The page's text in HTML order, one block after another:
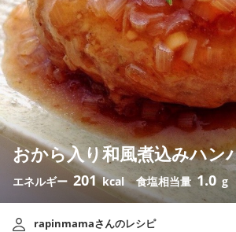
おから入り和風煮込みハン
エネルギー 201 kcal 食塩相当量 1.0 g
rapinmamaさんのレシピ